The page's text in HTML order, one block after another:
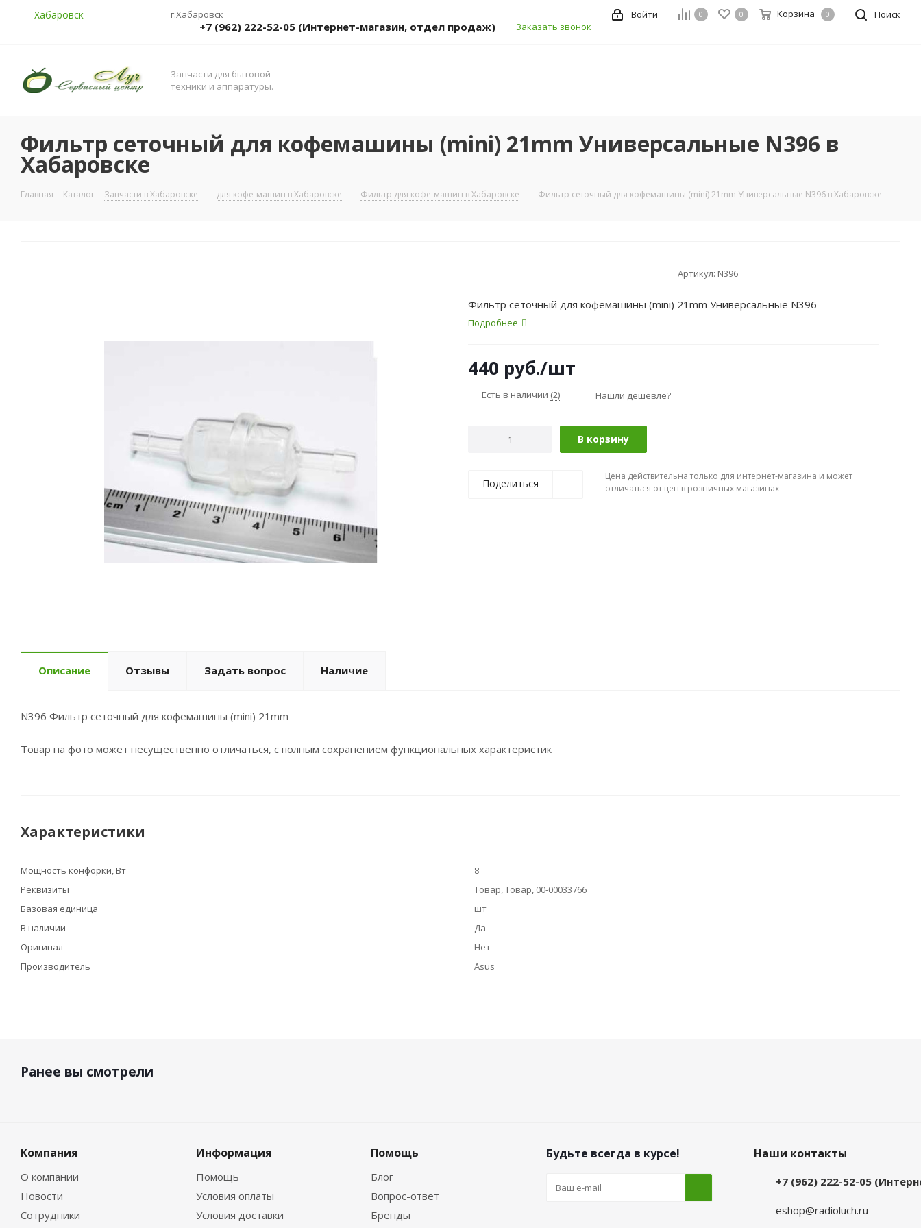
Хабаровск г.Хабаровск Поиск
0 0 Корзина 0
Войти
+7 (962) 222-52-05 (Интернет-магазин, отдел продаж) Заказать звонок
Запчасти для бытовой
техники и аппаратуры.
Фильтр сеточный для кофемашины (mini) 21mm Универсальные N396 в
Хабаровске
Главная - Каталог - Запчасти в Хабаровске - для кофе-машин в Хабаровске - Фильтр для кофе-машин в Хабаровске - Фильтр сеточный для кофемашины (mini) 21mm Универсальные N396 в Хабаровске
Артикул: N396
Фильтр сеточный для кофемашины (mini) 21mm Универсальные N396
Подробнее
440 руб./шт
Есть в наличии (2) Нашли дешевле?
В корзину
Поделиться
Цена действительна только для интернет-магазина и может
отличаться от цен в розничных магазинах
Описание Отзывы Задать вопрос Наличие
N396 Фильтр сеточный для кофемашины (mini) 21mm
Товар на фото может несущественно отличаться, с полным сохранением функциональных характеристик
Характеристики
Мощность конфорки, Вт
8
Реквизиты
Товар, Товар, 00-00033766
Базовая единица
шт
В наличии
Да
Оригинал
Нет
Производитель
Asus
Ранее вы смотрели
Компания
О компании
Новости
Сотрудники
Информация
Помощь
Условия оплаты
Условия доставки
Помощь
Блог
Вопрос-ответ
Бренды
Будьте всегда в курсе! Наши контакты
+7 (962) 222-52-05
eshop@radioluch.ru